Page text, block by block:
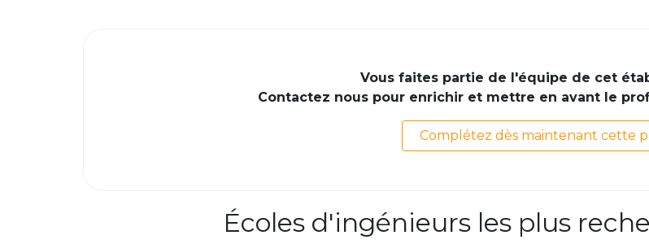
Vous faites partie de l'équipe de cet
Contactez nous pour enrichir et mettre en avant le
Complétez dès maintenant cette
Écoles d'ingénieurs les plus